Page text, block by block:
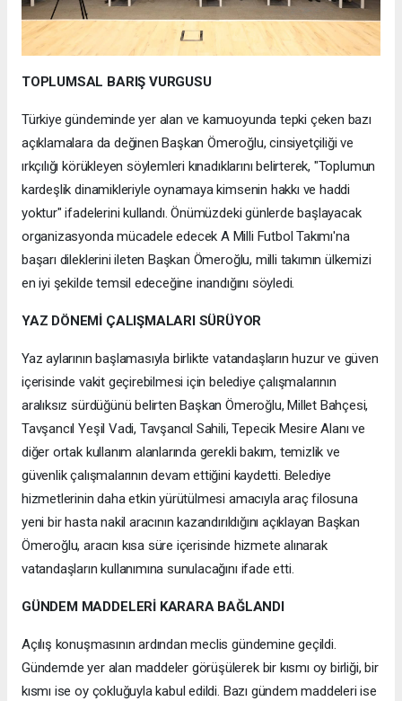
TOPLUMSAL BARIŞ VURGUSU
Türkiye gündeminde yer alan ve kamuoyunda tepki çeken bazı
açıklamalara da değinen Başkan Ömeroğlu, cinsiyetçiliği ve
ırkçılığı körükleyen söylemleri kınadıklarını belirterek, "Toplumun
kardeşlik dinamikleriyle oynamaya kimsenin hakkı ve haddi
yoktur" ifadelerini kullandı. Önümüzdeki günlerde başlayacak
organizasyonda mücadele edecek A Milli Futbol Takımı'na
başarı dileklerini ileten Başkan Ömeroğlu, milli takımın ülkemizi
en iyi şekilde temsil edeceğine inandığını söyledi.
YAZ DÖNEMİ ÇALIŞMALARI SÜRÜYOR
Yaz aylarının başlamasıyla birlikte vatandaşların huzur ve güven
içerisinde vakit geçirebilmesi için belediye çalışmalarının
aralıksız sürdüğünü belirten Başkan Ömeroğlu, Millet Bahçesi,
Tavşancıl Yeşil Vadi, Tavşancıl Sahili, Tepecik Mesire Alanı ve
diğer ortak kullanım alanlarında gerekli bakım, temizlik ve
güvenlik çalışmalarının devam ettiğini kaydetti. Belediye
hizmetlerinin daha etkin yürütülmesi amacıyla araç filosuna
yeni bir hasta nakil aracının kazandırıldığını açıklayan Başkan
Ömeroğlu, aracın kısa süre içerisinde hizmete alınarak
vatandaşların kullanımına sunulacağını ifade etti.
GÜNDEM MADDELERİ KARARA BAĞLANDI
Açılış konuşmasının ardından meclis gündemine geçildi.
Gündemde yer alan maddeler görüşülerek bir kısmı oy birliği, bir
kısmı ise oy çokluğuyla kabul edildi. Bazı gündem maddeleri ise